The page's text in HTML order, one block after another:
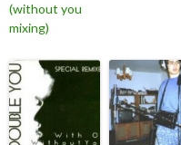
(without you
mixing)